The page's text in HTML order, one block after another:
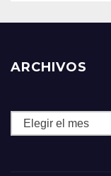
ARCHIVOS
Archivos